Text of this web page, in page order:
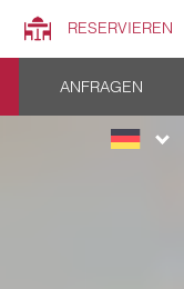
RESERVIEREN
ANFRAGEN